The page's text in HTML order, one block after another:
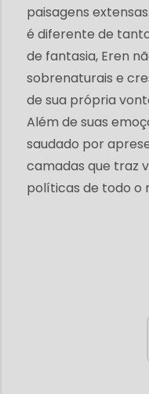
paisagens
é diferente de
de fantasia, Eren
sobrenaturais e
de sua própria
Além de suas
saudado por
camadas que traz
políticas de todo o